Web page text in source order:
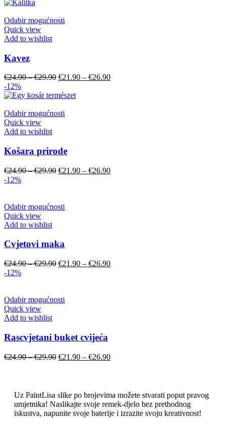
Odabir mogućnosti
Quick view
Add to wishlist
Kavez
€24.90–€29.90 €21.90 – €26.90
-12%
Odabir mogućnosti
Quick view
Add to wishlist
Košara prirode
€24.90–€29.90 €21.90 – €26.90
-12%
Odabir mogućnosti
Quick view
Add to wishlist
Cvjetovi maka
€24.90–€29.90 €21.90 – €26.90
-12%
Odabir mogućnosti
Quick view
Add to wishlist
Rascvjetani buket cvijeća
€24.90–€29.90 €21.90 – €26.90
Uz PaintLisa slike po brojevima možete stvarati poput pravog
umjetnika! Naslikajte svoje remek-djelo bez prethodnog
iskustva, napunite svoje baterije i izrazite svoju kreativnost!